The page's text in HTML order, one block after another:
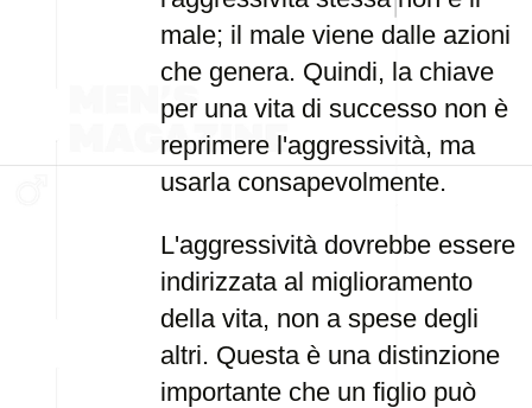
male; il male viene dalle azioni
che genera. Quindi, la chiave
per una vita di successo non è
reprimere l'aggressività, ma
usarla consapevolmente.
L'aggressività dovrebbe essere
indirizzata al miglioramento
della vita, non a spese degli
altri. Questa è una distinzione
importante che un figlio può